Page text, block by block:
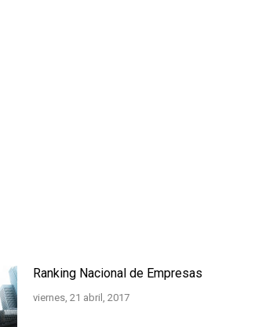
Ranking Nacional de Empresas
viernes, 21 abril, 2017